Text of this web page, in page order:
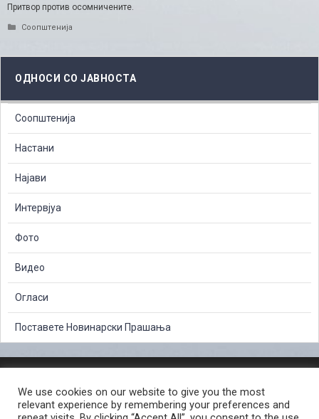
Притвор против осомничените.
Categories
Соопштенија
ОДНОСИ СО ЈАВНОСТА
Соопштенија
Настани
Најави
Интервјуа
Фото
Видео
Огласи
Поставете Новинарски Прашања
СЛОБОДЕН ПРИСТАП ДО ИНФОРМАЦИИ ОД ЈАВЕН КАРАКТЕР
ПОСТАПКА ЗА ПРИЈАВА НА КРИВИЧНО ДЕЛО
КОРИСНИ ЛИНКОВИ
We use cookies on our website to give you the most
relevant experience by remembering your preferences and